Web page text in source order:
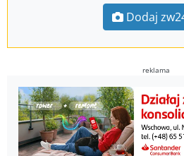
Dodaj
reklama